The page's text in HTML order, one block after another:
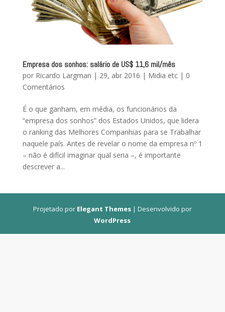
Empresa dos sonhos: salário de US$ 11,6 mil/mês
por Ricardo Largman | 29, abr 2016 | Midia etc| 0
Comentários
É o que ganham, em média, os funcionários da
“empresa dos sonhos” dos Estados Unidos, que lidera
o ranking das Melhores Companhias para se Trabalhar
naquele país. Antes de revelar o nome da empresa nº 1
– não é difícil imaginar qual seria –, é importante
descrever a...
Projetado por Elegant Themes| Desenvolvido por
WordPress